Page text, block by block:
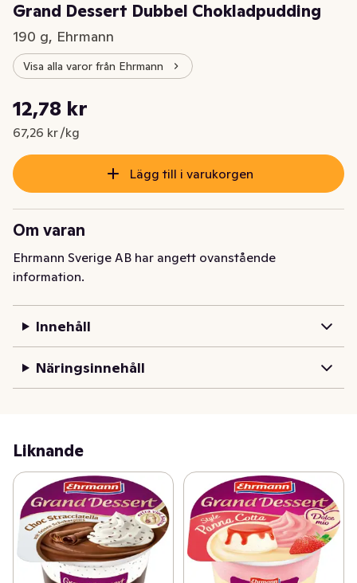
Grand Dessert Dubbel Chokladpudding
190 g, Ehrmann
Visa alla varor från Ehrmann
Nuvarande pris är: 12,78 kr
12,78 kr
67,26 kr /kg
Styckpris: 67,26 kr /kg
Lägg till i varukorgen
Om varan
Ehrmann Sverige AB har angett ovanstående
information.
Innehåll
Näringsinnehåll
Liknande